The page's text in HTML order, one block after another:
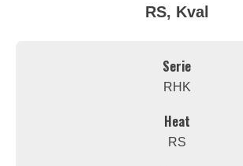
RS, Kval
Serie
RHK
Heat
RS